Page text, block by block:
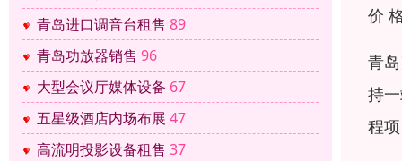
青岛进口调音台租售 89
青岛功放器销售 96
大型会议厅媒体设备 67
五星级酒店内场布展 47
高流明投影设备租售 37
价
青
持
程